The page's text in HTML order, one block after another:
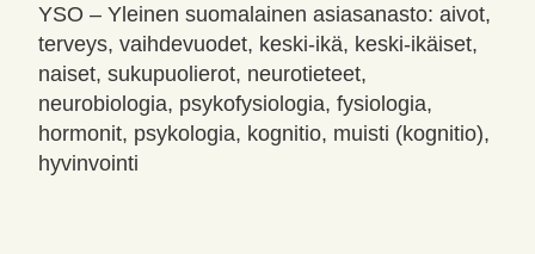
YSO – Yleinen suomalainen asiasanasto: aivot,
terveys, vaihdevuodet, keski-ikä, keski-ikäiset,
naiset, sukupuolierot, neurotieteet,
neurobiologia, psykofysiologia, fysiologia,
hormonit, psykologia, kognitio, muisti (kognitio),
hyvinvointi